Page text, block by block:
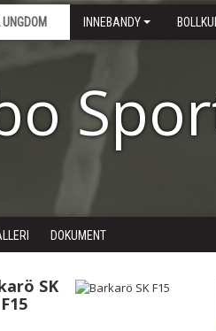
UNGDOM INNEBANDY BOLLKUL
DOKUMENT
SK
F15